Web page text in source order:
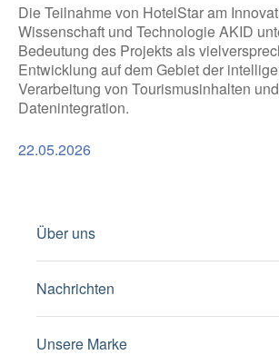
Die Teilnahme von HotelStar am
Wissenschaft und Technologie AKID
Bedeutung des Projekts als
Entwicklung auf dem Gebiet der
Verarbeitung von Tourismusinhalten
Datenintegration.
22.05.2026
Über uns
Nachrichten
Unsere Marke